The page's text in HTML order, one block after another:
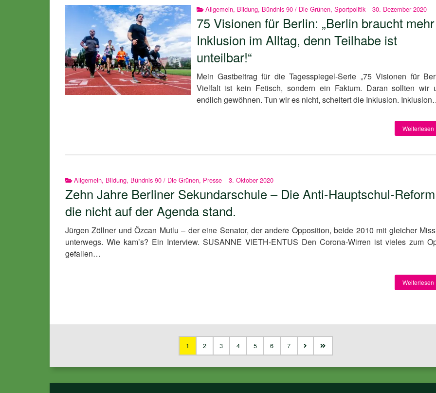
Allgemein, Bildung, Bündnis 90 / Die Grünen, Sportpolitik 30. Dezember 2020
75 Visionen für Berlin: „Berlin braucht mehr
Inklusion im Alltag, denn Teilhabe ist
unteilbar!“
Mein Gastbeitrag für die Tagesspiegel-Serie „75 Visionen für
Vielfalt ist kein Fetisch, sondern ein Faktum. Daran sollten wir
endlich gewöhnen. Tun wir es nicht, scheitert die Inklusion.
Weiterlesen
Allgemein, Bildung, Bündnis 90 / Die Grünen, Presse 3. Oktober 2020
Zehn Jahre Berliner Sekundarschule – Die Anti-Hauptschul-
die nicht auf der Agenda stand.
Jürgen Zöllner und Özcan Mutlu – der eine Senator, der andere Opposition, beide 2010 mit gleicher
unterwegs. Wie kam’s? Ein Interview. SUSANNE VIETH-ENTUS Den Corona-Wirren ist vieles zum
gefallen…
Weiterlesen
1 2 3 4 5 6 7